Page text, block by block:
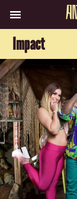
Impact